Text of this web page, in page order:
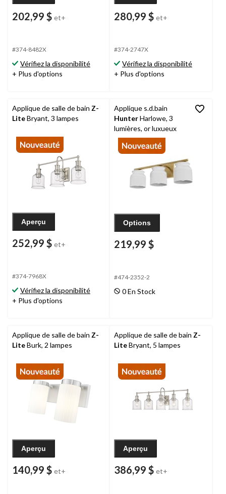
202,99 $ et+
#374-8482X
Vérifiez la disponibilité
+ Plus d'options
280,99 $ et+
#374-2747X
Vérifiez la disponibilité
+ Plus d'options
Applique de salle de bain Z-
LiteBryant, 3 lampes
Aperçu
252,99 $ et+
#374-7968X
Vérifiez la disponibilité
+ Plus d'options
Applique s.d.bain
HunterHarlowe, 3
lumières, or luxueux
Options
219,99 $
#474-2352-2
0 En Stock
Applique de salle de bain Z-
LiteBurk, 2 lampes
Aperçu
140,99 $ et+
Applique de salle de bain Z-
LiteBryant, 5 lampes
Aperçu
386,99 $ et+